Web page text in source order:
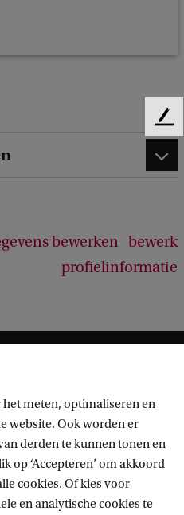
bewerken bewerk
profielinformatie
meten, optimaliseren en
website. Ook worden er
derden te kunnen tonen en
op ‘Accepteren’ om akkoord
cookies. Of kies voor
en analytische cookies te
F
e
e
k